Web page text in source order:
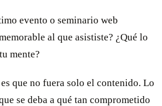
evento o seminario web
al que asististe? ¿Qué lo
mente?
que no fuera solo el contenido. Lo
se deba a qué tan comprometido